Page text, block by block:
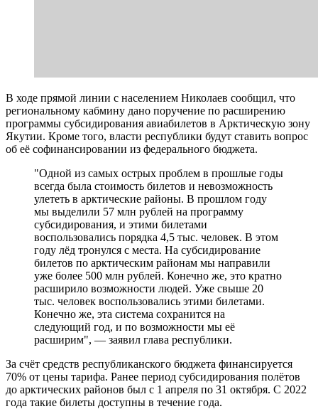
В ходе прямой линии с населением Николаев сообщил, что
региональному кабмину дано поручение по расширению
программы субсидирования авиабилетов в Арктическую зону
Якутии. Кроме того, власти республики будут ставить вопрос
об её софинансировании из федерального бюджета.
"Одной из самых острых проблем в прошлые годы
всегда была стоимость билетов и невозможность
улететь в арктические районы. В прошлом году
мы выделили 57 млн рублей на программу
субсидирования, и этими билетами
воспользовались порядка 4,5 тыс. человек. В этом
году лёд тронулся с места. На субсидирование
билетов по арктическим районам мы направили
уже более 500 млн рублей. Конечно же, это кратно
расширило возможности людей. Уже свыше 20
тыс. человек воспользовались этими билетами.
Конечно же, эта система сохранится на
следующий год, и по возможности мы её
расширим", — заявил глава республики.
За счёт средств республиканского бюджета финансируется
70% от цены тарифа. Ранее период субсидирования полётов
до арктических районов был с 1 апреля по 31 октября. С 2022
года такие билеты доступны в течение года.